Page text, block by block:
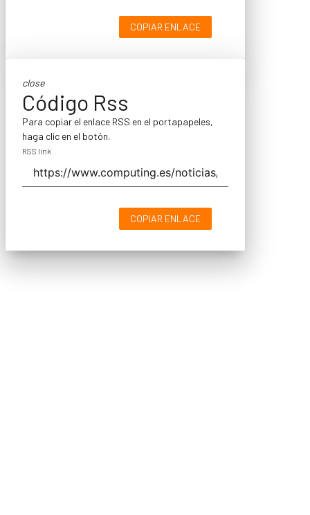
COPIAR ENLACE
close
Código Rss
Para copiar el enlace RSS en el portapapeles,
haga clic en el botón.
RSS link
COPIAR ENLACE